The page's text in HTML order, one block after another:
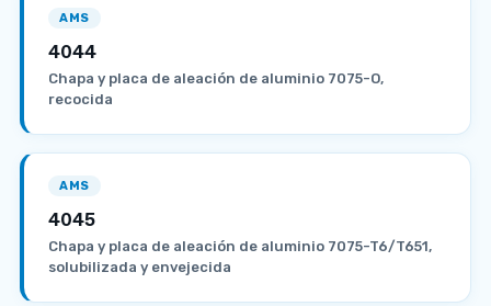
AMS
4044
Chapa y placa de aleación de aluminio 7075-O,
recocida
AMS
4045
Chapa y placa de aleación de aluminio 7075-T6/T651,
solubilizada y envejecida